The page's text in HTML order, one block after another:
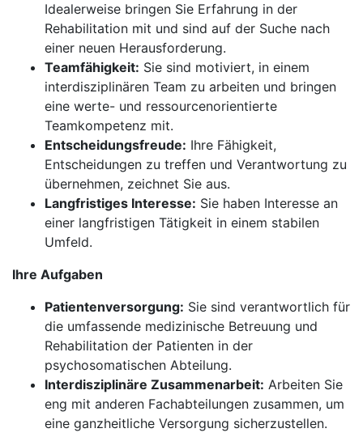
Idealerweise bringen Sie Erfahrung in der
Rehabilitation mit und sind auf der Suche nach
einer neuen Herausforderung.
Teamfähigkeit: Sie sind motiviert, in einem
interdisziplinären Team zu arbeiten und bringen
eine werte- und ressourcenorientierte
Teamkompetenz mit.
Entscheidungsfreude: Ihre Fähigkeit,
Entscheidungen zu treffen und Verantwortung zu
übernehmen, zeichnet Sie aus.
Langfristiges Interesse: Sie haben Interesse an
einer langfristigen Tätigkeit in einem stabilen
Umfeld.
Ihre Aufgaben
Patientenversorgung: Sie sind verantwortlich für
die umfassende medizinische Betreuung und
Rehabilitation der Patienten in der
psychosomatischen Abteilung.
Interdisziplinäre Zusammenarbeit: Arbeiten Sie
eng mit anderen Fachabteilungen zusammen, um
eine ganzheitliche Versorgung sicherzustellen.